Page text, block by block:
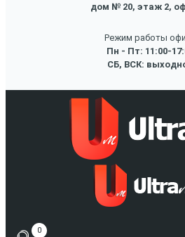
дом № 20, этаж 2,
Режим работы
Пн - Пт: 11:00-
СБ, ВСК:
0